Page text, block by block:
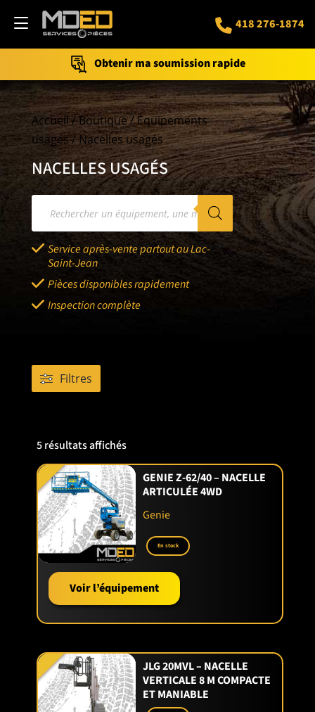
418 276-1874
Obtenir ma soumission rapide
Accueil/Boutique/Équipements
usagés/ Nacelles usagés
NACELLES USAGÉS
Recherche
produits
Service après-vente partout au Lac-
Saint-Jean
Pièces disponibles rapidement
Inspection complète
5 résultats affichés
GENIE Z-62/40 – NACELLE
ARTICULÉE 4WD
Genie
En stock
Voir l’équipement
JLG 20MVL – NACELLE
VERTICALE 8 M COMPACTE
ET MANIABLE
Filtres